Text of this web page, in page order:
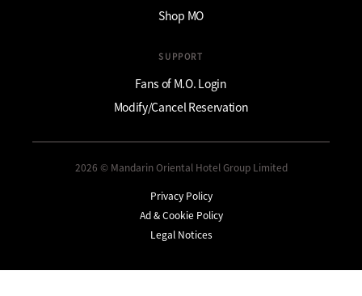
Shop MO
SUPPORT
Fans of M.O. Login
Modify/Cancel Reservation
2026 © Mandarin Oriental Hotel Group Limited
Privacy Policy
Ad & Cookie Policy
Legal Notices